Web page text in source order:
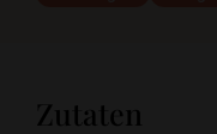
Zutaten